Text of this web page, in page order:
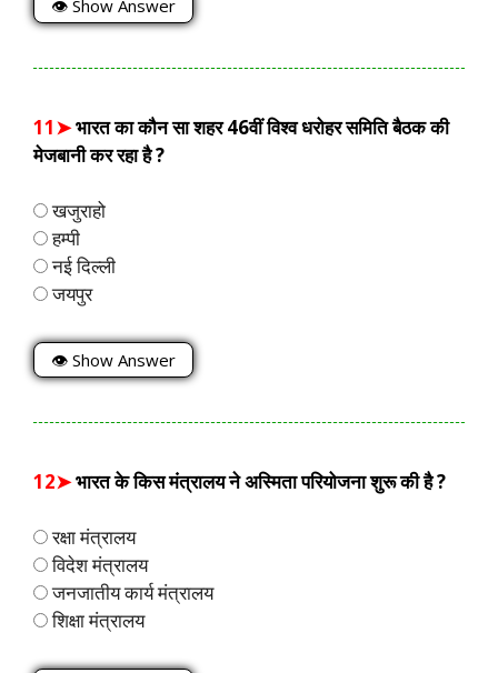
👁 Show Answer
11➤भारत का कौन सा शहर 46वीं विश्व धरोहर समिति बैठक की
मेजबानी कर रहा है ?
खजुराहो
हम्पी
नई दिल्ली
जयपुर
👁 Show Answer
12➤भारत के किस मंत्रालय ने अस्मिता परियोजना शुरू की है ?
रक्षा मंत्रालय
विदेश मंत्रालय
जनजातीय कार्य मंत्रालय
शिक्षा मंत्रालय